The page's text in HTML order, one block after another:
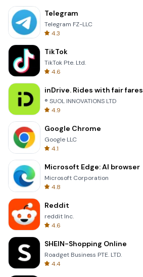
Telegram
Telegram FZ-LLC
4.3
TikTok
TikTok Pte. Ltd.
4.6
inDrive. Rides with fair fares
® SUOL INNOVATIONS LTD
4.9
Google Chrome
Google LLC
4.1
Microsoft Edge: AI browser
Microsoft Corporation
4.8
Reddit
reddit Inc.
4.6
SHEIN-Shopping Online
Roadget Business PTE. LTD.
4.4